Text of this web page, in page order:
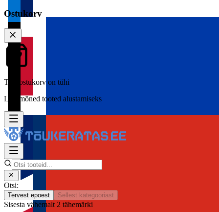
Ostukorv
Teie ostukorv on tühi
Lisa mõned tooted alustamiseks
Otsi:
Tervest epoest Sellest kategooriast
Sisesta vähemalt 2 tähemärki